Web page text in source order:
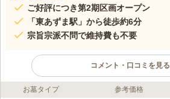
ご好評につき第2期区画オープン
「東あずま駅」から徒歩約6分
宗旨宗派不問で維持費も不要
コメント・口コミを見る
ライフドット編集部のコメント
お墓タイプ 参考価格